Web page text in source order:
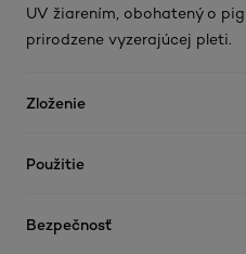
UV žiarením, obohatený o
prirodzene vyzerajúcej pleti.
Zloženie
Použitie
Bezpečnosť